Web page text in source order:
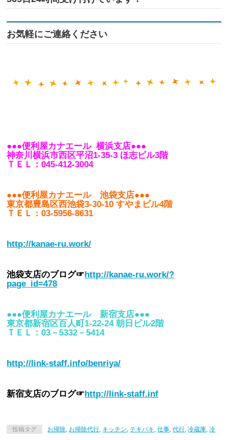
お気軽にご連絡ください
●●●便利屋カナエール 横浜支店●●●
神奈川横浜市西区平沼1-35-3 ほ志ビル3階
ＴＥＬ：045-412-3004
●●●便利屋カナエール 池袋支店●●●
東京都豊島区西池袋3-30-10 すやまビル4階
ＴＥＬ：03-5956-8631
http://kanae-ru.work/
池袋支店のブログ☞http://kanae-ru.work/?
page _id=478
●●●便利屋カナエール 新宿支店●●●
東京都新宿区百人町1-22-24 朝日ビル2階
ＴＥＬ：03－5332－5414
http://link-staff.info/benriya/
新宿支店のブログ☞http://link-staff.inf
投稿タグ お掃除, お掃除代行, キッチン,テキパキ,仕事,代行,冷蔵庫,冷